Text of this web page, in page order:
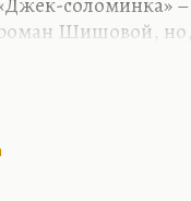
Шишовой,
который
писателем.
очень скучным.
его читать.
надо было лет в